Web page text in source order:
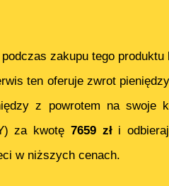
zakupu tego
ten oferuje zwrot
z powrotem na swoje
za kwotę 7659złi
w niższych cenach.